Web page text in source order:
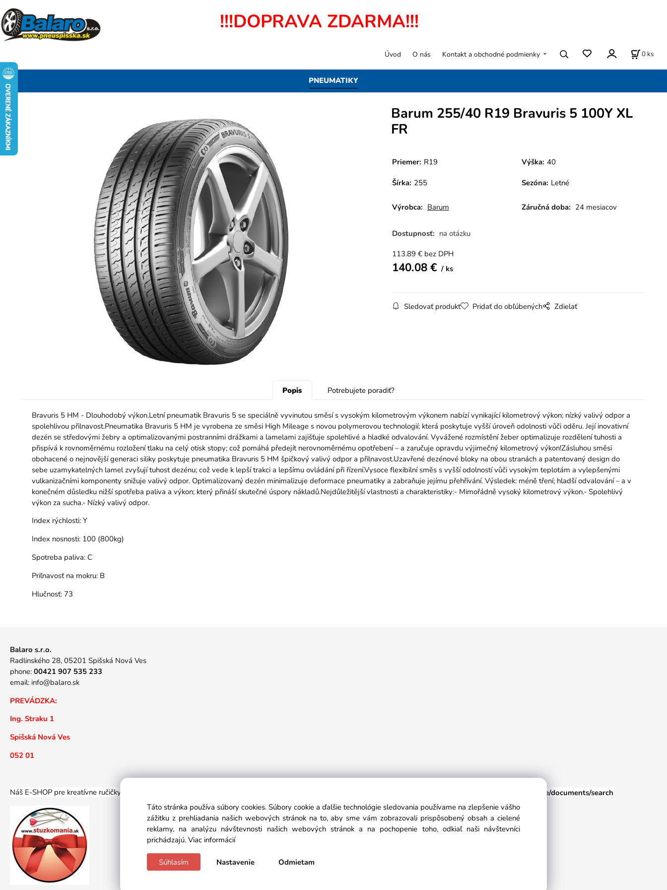
!!!DOPRAVA ZDARMA!!!
PNEUMATIKY
Úvod O nás Kontakt a obchodné podmienky 0 ks
Barum 255/40 R19 Bravuris 5 100Y XL
FR
Priemer: R19 Výška: 40
Šírka: 255 Sezóna: Letné
Výrobca: Barum Záručná doba: 24 mesiacov
Dostupnosť: na otázku
113.89 € bez DPH
140.08€ ks
Sledovať produkt Pridať do obľúbených Zdielať
Popis Potrebujete poradiť?
Bravuris 5 HM - Dlouhodobý výkon.Letní pneumatik Bravuris 5 se speciálně vyvinutou směsí s vysokým kilometrovým výkonem nabízí vynikající kilometrový výkon; nízký valivý odpor a
spolehlivou přilnavost.Pneumatika Bravuris 5 HM je vyrobena ze směsi High Mileage s novou polymerovou technologií; která poskytuje vyšší úroveň odolnosti vůči oděru. Její inovativní
dezén se středovými žebry a optimalizovanými postranními drážkami a lamelami zajišťuje spolehlivé a hladké odvalování. Vyvážené rozmístění žeber optimalizuje rozdělení tuhosti a
přispívá k rovnoměrnému rozložení tlaku na celý otisk stopy; což pomáhá předejít nerovnoměrnému opotřebení – a zaručuje opravdu výjimečný kilometrový výkon!Zásluhou směsi
obohacené o nejnovější generaci siliky poskytuje pneumatika Bravuris 5 HM špičkový valivý odpor a přilnavost.Uzavřené dezénové bloky na obou stranách a patentovaný design do
sebe uzamykatelných lamel zvyšují tuhost dezénu; což vede k lepší trakci a lepšímu ovládání při řízení.Vysoce flexibilní směs s vyšší odolností vůči vysokým teplotám a vylepšenými
vulkanizačními komponenty snižuje valivý odpor. Optimalizovaný dezén minimalizuje deformace pneumatiky a zabraňuje jejímu přehřívání. Výsledek: méně tření; hladší odvalování – a v
konečném důsledku nižší spotřeba paliva a výkon; který přináší skutečné úspory nákladů.Nejdůležitější vlastnosti a charakteristiky:- Mimořádně vysoký kilometrový výkon.- Spolehlivý
výkon za sucha.- Nízký valivý odpor.
Index rýchlosti:Y
Index nosnosti:100 (800kg)
Spotreba paliva:C
Priľnavosť na mokru:B
Hlučnosť:73
Balaro s.r.o.
Radlinského 28, 05201 Spišská Nová Ves
phone: 00421 907 535 233
email: info@balaro.sk
PREVÁDZKA:
Ing. Straku 1
Spišská Nová Ves
052 01
Náš E-SHOP pre kreatívne ručičky... Náš E-SHOP športových potrieb a oblečenia...
/eshop/user-profile/documents/search
Táto stránka používa súbory cookies. Súbory cookie a ďalšie technológie sledovania používame na zlepšenie vášho
zážitku z prehliadania našich webových stránok na to, aby sme vám zobrazovali prispôsobený obsah a cielené
reklamy, na analýzu návštevnosti našich webových stránok a na pochopenie toho, odkiaľ naši návštevníci
prichádzajú. Viac informácií
Súhlasím Nastavenie Odmietam